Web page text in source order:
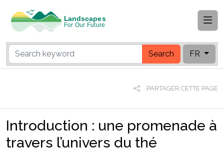
Search FR
PARTAGER CETTE PAGE
Introduction : une promenade à
travers l’univers du thé